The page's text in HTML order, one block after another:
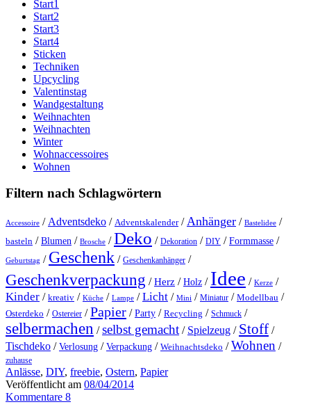
Start1
Start2
Start3
Start4
Sticken
Techniken
Upcycling
Valentinstag
Wandgestaltung
Weihnachten
Weihnachten
Winter
Wohnaccessoires
Wohnen
Filtern nach Schlagwörtern
Accessoire / Adventsdeko / Adventskalender/Anhänger / Bastelidee /
basteln /Blumen / Brosche /Deko / Dekoration / DIY /Formmasse /
Geburtstag / Geschenk / Geschenkanhänger /
Geschenkverpackung /Herz /Holz / Idee / Kerze /
Kinder / kreativ / Küche / Lampe /Licht / Mini / Miniatur / Modellbau /
Osterdeko / Ostereier /Papier /Party / Recycling / Schmuck /
selbermachen /selbst gemacht / Spielzeug / Stoff /
Tischdeko /Verlosung /Verpackung / Weihnachtsdeko /Wohnen /
zuhause
Anlässe, DIY, freebie, Ostern, Papier
Veröffentlicht am 08/04/2014
Kommentare 8